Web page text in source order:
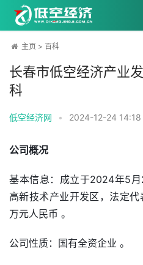
主页 > 百科
长春市低空经济产业
科
低空经济网 • 2024-12-24 14:18
公司概况
基本信息：成立于2024年5
高新技术产业开发区，法定
万元人民币 。
公司性质：国有全资企业 。